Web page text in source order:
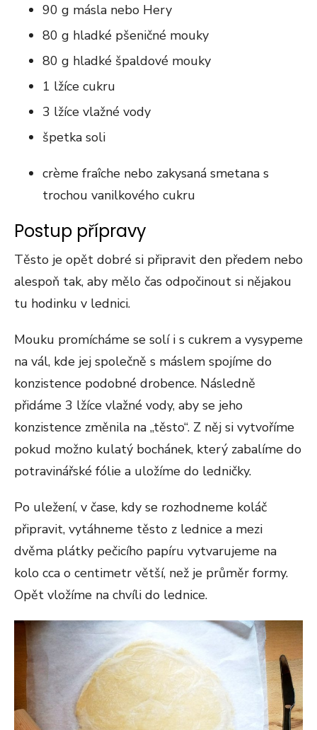
90 g másla nebo Hery
80 g hladké pšeničné mouky
80 g hladké špaldové mouky
1 lžíce cukru
3 lžíce vlažné vody
špetka soli
crème fraîche nebo zakysaná smetana s
trochou vanilkového cukru
Postup přípravy
Těsto je opět dobré si připravit den předem nebo
alespoň tak, aby mělo čas odpočinout si nějakou
tu hodinku v lednici.
Mouku promícháme se solí i s cukrem a vysypeme
na vál, kde jej společně s máslem spojíme do
konzistence podobné drobence. Následně
přidáme 3 lžíce vlažné vody, aby se jeho
konzistence změnila na „těsto“. Z něj si vytvoříme
pokud možno kulatý bochánek, který zabalíme do
potravinářské fólie a uložíme do ledničky.
Po uležení, v čase, kdy se rozhodneme koláč
připravit, vytáhneme těsto z lednice a mezi
dvěma plátky pečicího papíru vytvarujeme na
kolo cca o centimetr větší, než je průměr formy.
Opět vložíme na chvíli do lednice.